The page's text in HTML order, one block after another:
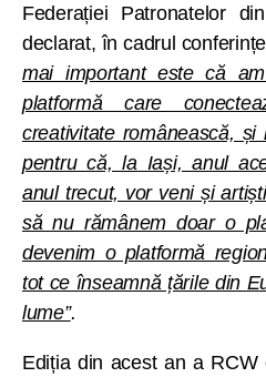
Federației Patronatelor
declarat, în cadrul
mai important este că
platformă care
creativitate românească,
pentru că, la Iași, anul
anul trecut, vor veni și
să nu rămânem doar o
devenim o platformă
tot ce înseamnă țările din
lume”.
Ediția din acest an a